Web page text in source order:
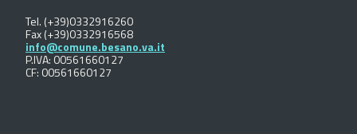
Tel. (+39)0332916260
Fax (+39)0332916568
info@comune.besano.va.it
P.IVA: 00561660127
CF: 00561660127